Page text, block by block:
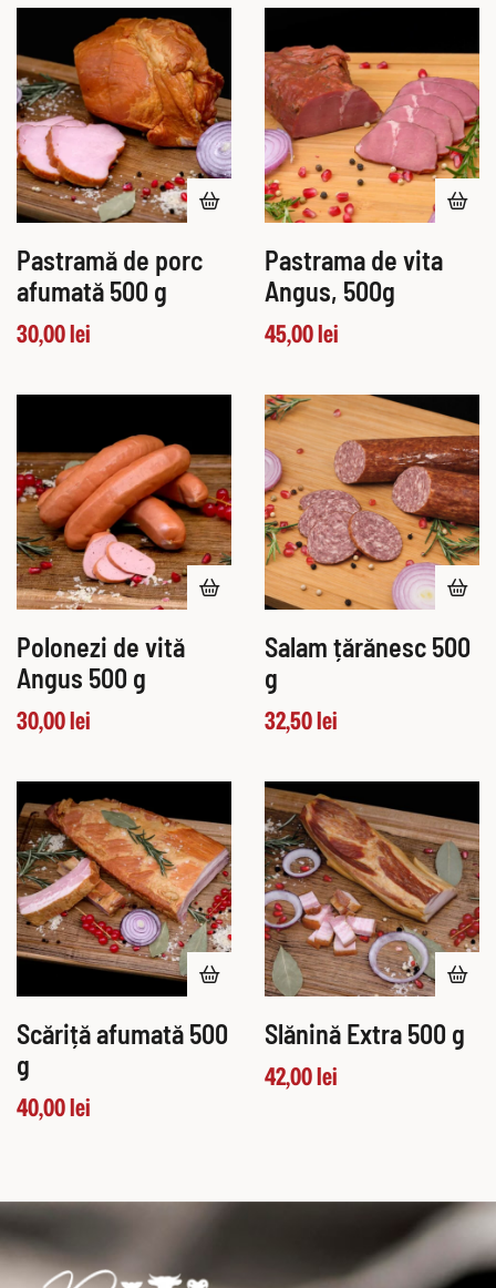
Pastramă de porc
afumată 500 g
30,00lei
Pastrama de vita
Angus, 500g
45,00lei
Polonezi de vită
Angus 500 g
30,00lei
Salam țărănesc 500
g
32,50lei
Scăriță afumată 500
g
40,00lei
Slănină Extra 500 g
42,00lei